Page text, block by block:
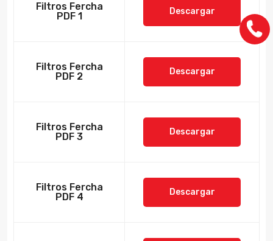
Filtros Fercha
PDF 1
Descargar
Filtros Fercha
PDF 2
Descargar
Filtros Fercha
PDF 3
Descargar
Filtros Fercha
PDF 4
Descargar